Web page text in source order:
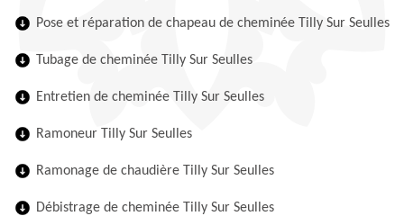
Pose et réparation de chapeau de cheminée Tilly Sur Seulles
Tubage de cheminée Tilly Sur Seulles
Entretien de cheminée Tilly Sur Seulles
Ramoneur Tilly Sur Seulles
Ramonage de chaudière Tilly Sur Seulles
Débistrage de cheminée Tilly Sur Seulles